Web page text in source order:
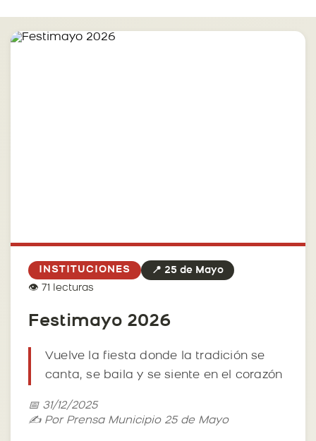
INSTITUCIONES 📍 25 de Mayo
👁️ 71 lecturas
Festimayo 2026
Vuelve la fiesta donde la tradición se
canta, se baila y se siente en el corazón
📅 31/12/2025
✍️ Por Prensa Municipio 25 de Mayo